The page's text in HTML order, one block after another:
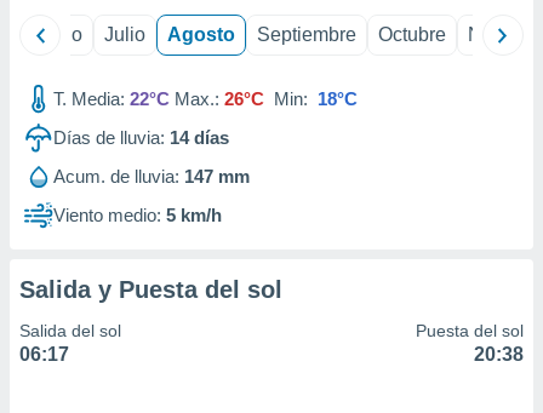
Junio Julio Agosto Septiembre Octubre
T. Media: 22°C Max.: 26°C Min: 18°C
Días de lluvia: 14días
Acum. de lluvia: 147 mm
Viento medio: 5 km/h
Salida y Puesta del sol
Salida del sol
06:17
Puesta del sol
20:38